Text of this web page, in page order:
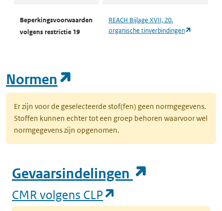
Beperkingsvoorwaarden
volgens restrictie 19
REACH Bijlage XVII, 20.
organische tinverbindingen
Normen
Er zijn voor de geselecteerde stof(fen) geen normgegevens.
Stoffen kunnen echter tot een groep behoren waarvoor wel
normgegevens zijn opgenomen.
Gevaarsindelingen
CMR volgens CLP